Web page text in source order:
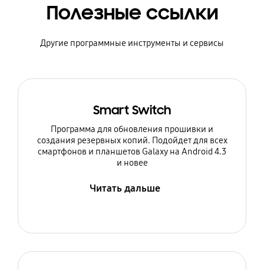
Полезные ссылки
Другие программные инструменты и сервисы
Smart Switch
Программа для обновления прошивки и
создания резервных копий. Подойдет для всех
смартфонов и планшетов Galaxy на Android 4.3
и новее
Читать дальше